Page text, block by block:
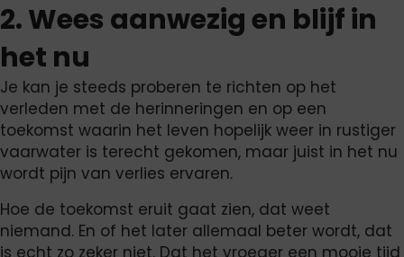
2. Wees aanwezig en blijf in
het nu
Je kan je steeds proberen te richten op het
verleden met de herinneringen en op een
toekomst waarin het leven hopelijk weer in rustiger
vaarwater is terecht gekomen, maar juist in het nu
wordt pijn van verlies ervaren.
Hoe de toekomst eruit gaat zien, dat weet
niemand. En of het later allemaal beter wordt, dat
is echt zo zeker niet. Dat het vroeger een mooie tijd